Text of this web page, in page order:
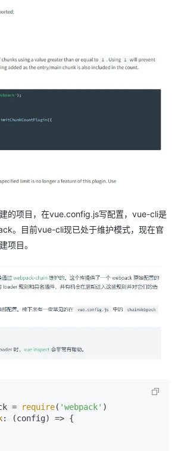
的项目，在vue.config.js写配置，vue-cli是
。目前vue-cli现已处于维护模式，现在官
项目。
= require( 'webpack' )
: (config) => {